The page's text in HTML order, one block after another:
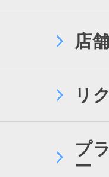
店
リ
プ
ー